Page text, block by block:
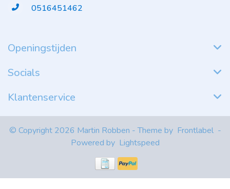
0516451462
Openingstijden
Socials
Klantenservice
© Copyright 2026 Martin Robben - Theme by Frontlabel -
Powered by Lightspeed